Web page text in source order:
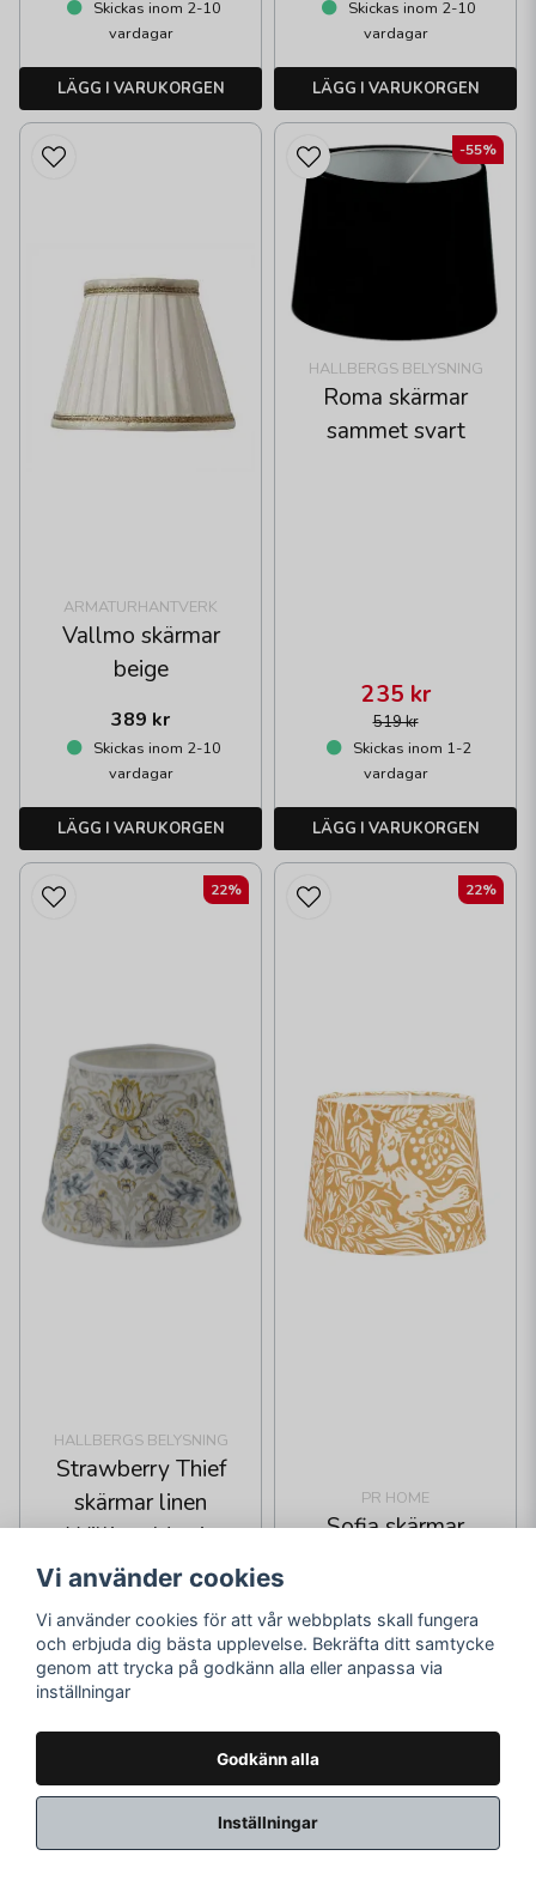
Skickas inom 2-10
vardagar
LÄGG I VARUKORGEN
Skickas inom 2-10
vardagar
LÄGG I VARUKORGEN
ARMATURHANTVERK
Vallmo skärmar
beige
389 kr
Skickas inom 2-10
vardagar
LÄGG I VARUKORGEN
HALLBERGS BELYSNING
Roma skärmar
sammet svart
519 kr
235 kr
Skickas inom 1-2
vardagar
LÄGG I VARUKORGEN
-55%
HALLBERGS BELYSNING
Strawberry Thief
skärmar linen
William Morris
369 kr
287,82 kr
Skickas inom 2-10
vardagar
22%
PR HOME
Sofia skärmar
495 kr
386,1 kr
Skickas inom 2-10
22%
Vi använder cookies
Vi använder cookies för att vår webbplats skall fungera
och erbjuda dig bästa upplevelse. Bekräfta ditt samtycke
genom att trycka på godkänn alla eller anpassa via
inställningar
Godkänn alla
Inställningar